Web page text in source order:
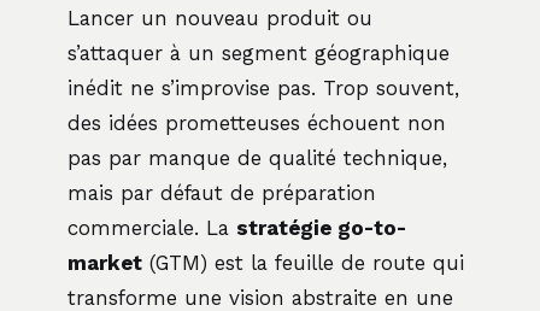
Lancer un nouveau produit ou
s’attaquer à un segment géographique
inédit ne s’improvise pas. Trop souvent,
des idées prometteuses échouent non
pas par manque de qualité technique,
mais par défaut de préparation
commerciale. La stratégie go-to-
market (GTM) est la feuille de route qui
transforme une vision abstraite en une